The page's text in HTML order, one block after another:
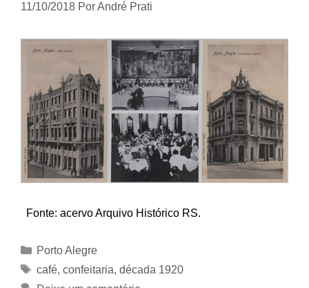
11/10/2018 PorAndré Prati
Fonte: acervo Arquivo Histórico RS.
Categorias
Porto Alegre
Tags
café, confeitaria, década 1920